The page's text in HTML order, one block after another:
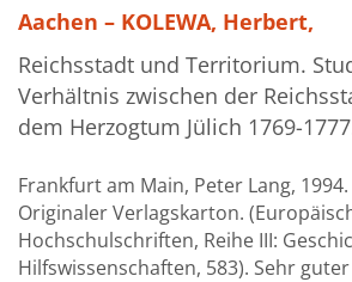
Warenkorb
Kontakt
Newsletter
Aachen – KOLEWA, Herbert,
Reichsstadt und Territorium.
Verhältnis zwischen der
dem Herzogtum Jülich 1769-
Frankfurt am Main, Peter Lang, 1994.
Originaler Verlagskarton.
Hochschulschriften, Reihe III:
Hilfswissenschaften, 583). Sehr